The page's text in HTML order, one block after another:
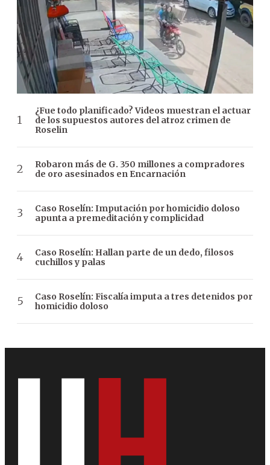
¿Fue todo planificado? Videos muestran el actuar
de los supuestos autores del atroz crimen de
Roselin
Robaron más de G. 350 millones a compradores
de oro asesinados en Encarnación
Caso Roselín: Imputación por homicidio doloso
apunta a premeditación y complicidad
Caso Roselín: Hallan parte de un dedo, filosos
cuchillos y palas
Caso Roselín: Fiscalía imputa a tres detenidos por
homicidio doloso